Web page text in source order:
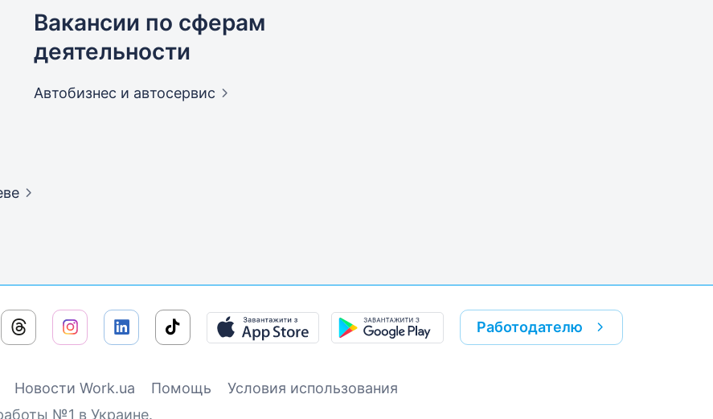
Вакансии по сферам
деятельности
Автобизнес и автосервис
Работодателю
Новости Work.ua Помощь
Условия использования
№1 в Украине.